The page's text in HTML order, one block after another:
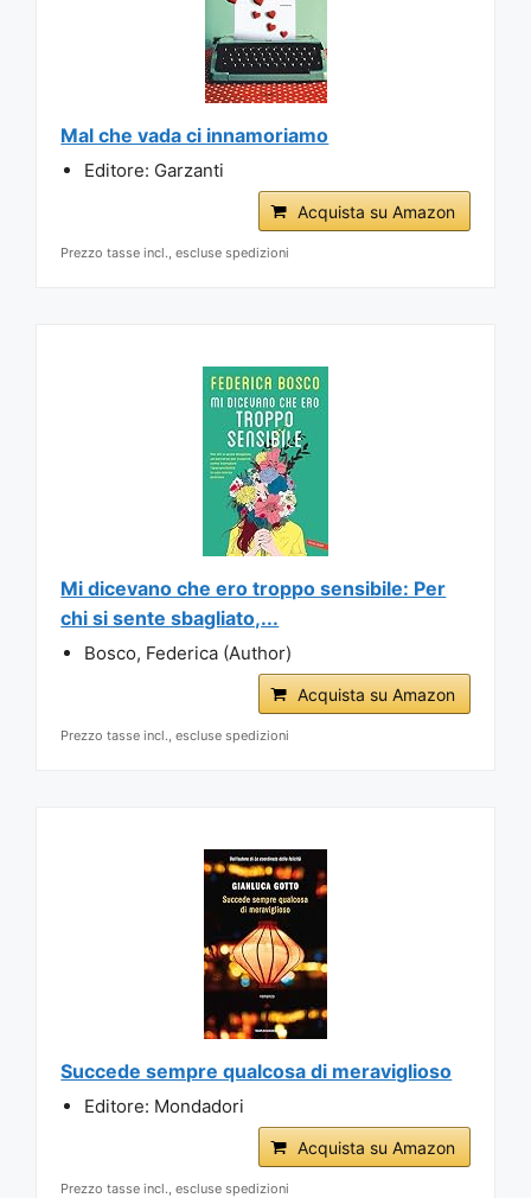
Mal che vada ci innamoriamo
Editore: Garzanti
Acquista su Amazon
Prezzo tasse incl., escluse spedizioni
Mi dicevano che ero troppo sensibile: Per
chi si sente sbagliato,...
Bosco, Federica (Author)
Acquista su Amazon
Prezzo tasse incl., escluse spedizioni
Succede sempre qualcosa di meraviglioso
Editore: Mondadori
Acquista su Amazon
Prezzo tasse incl., escluse spedizioni